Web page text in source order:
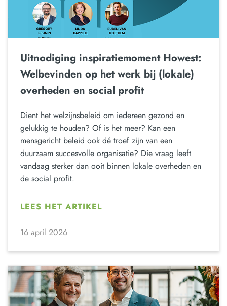
Uitnodiging inspiratiemoment Howest:
Welbevinden op het werk bij (lokale)
overheden en social profit
Dient het welzijnsbeleid om iedereen gezond en
gelukkig te houden? Of is het meer? Kan een
mensgericht beleid ook dé troef zijn van een
duurzaam succesvolle organisatie? Die vraag leeft
vandaag sterker dan ooit binnen lokale overheden en
de social profit.
LEES HET ARTIKEL
16 april 2026